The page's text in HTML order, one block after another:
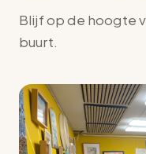
Blijf op de hoogte
buurt.